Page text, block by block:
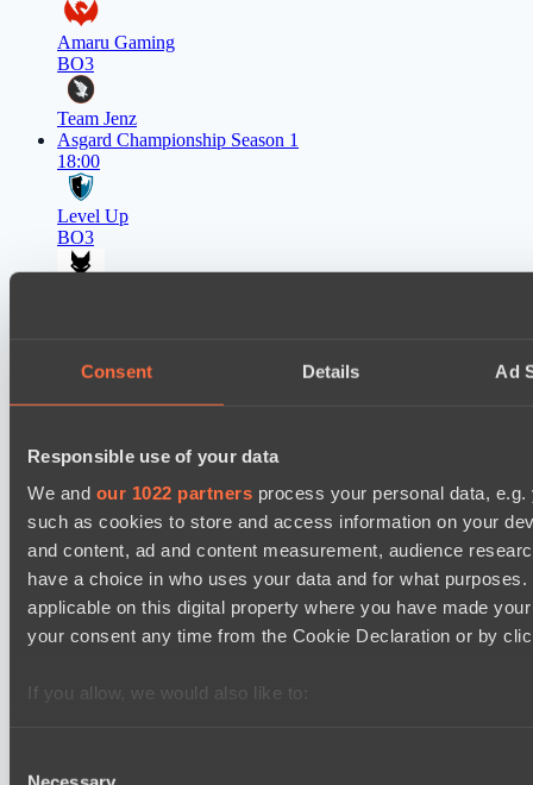
Consent Details Ad
Responsible use of your data
We and our 1022 partners process your personal data,
such as cookies to store and access information on your
and content, ad and content measurement, audience
have a choice in who uses your data and for what
applicable on this digital property where you have made
your consent any time from the Cookie Declaration or by
If you allow, we would also like to:
Amaru Gaming
BO3
Team Jenz
Asgard Championship Season 1
18:00
Level Up
BO3
BO3
Mentality Monsters
Lunar Horse Trophy 8
Six Cats
BO3
Team Kicked
09:00